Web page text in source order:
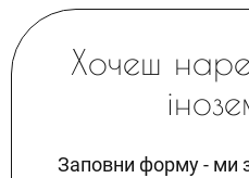
Хочеш
Заповни форму - ми